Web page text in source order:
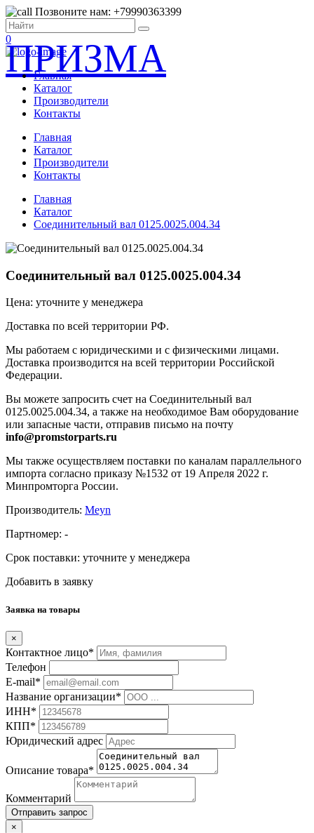
Позвоните нам: +79990363399
0
ПРИЗМА
Главная
Каталог
Производители
Контакты
Главная
Каталог
Производители
Контакты
Главная
Каталог
Соединительный вал 0125.0025.004.34
Соединительный вал 0125.0025.004.34
Цена: уточните у менеджера
Доставка по всей территории РФ.
Мы работаем с юридическими и с физическими лицами.
Доставка производится на всей территории Российской
Федерации.
Вы можете запросить счет на Соединительный вал
0125.0025.004.34, а также на необходимое Вам оборудование
или запасные части, отправив письмо на почту
info@promstorparts.ru
Мы также осуществляем поставки по каналам параллельного
импорта согласно приказу №1532 от 19 Апреля 2022 г.
Минпромторга России.
Производитель: Meyn
Партномер: -
Срок поставки: уточните у менеджера
Добавить в заявку
Заявка на товары
×
Контактное лицо*
Телефон
E-mail*
Название организации*
ИНН*
КПП*
Юридический адрес
Описание товара*
Комментарий
Отправить запрос
×